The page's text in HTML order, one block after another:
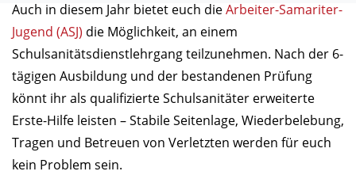
Auch in diesem Jahr bietet euch dieArbeiter-Samariter-
Jugend (ASJ) die Möglichkeit, an einem
Schulsanitätsdienstlehrgang teilzunehmen. Nach der 6-
tägigen Ausbildung und der bestandenen Prüfung
könnt ihr als qualifizierte Schulsanitäter erweiterte
Erste-Hilfe leisten – Stabile Seitenlage, Wiederbelebung,
Tragen und Betreuen von Verletzten werden für euch
kein Problem sein.